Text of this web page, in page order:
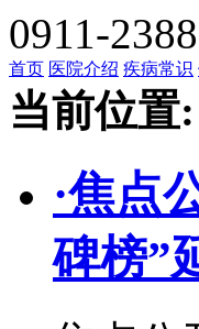
0911-
首页 医院介绍 疾病常识
当前位置:
·焦点
碑榜”